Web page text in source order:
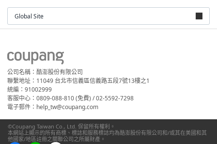
Global Site
公司名稱：酷澎股份有限公司
聯繫地址：11049 台北市信義區信義路五段7號13樓之1
統編：91002999
客服中心：0809-088-810 (免費) / 02-5592-7298
電子郵件：help_tw@coupang.com
©Coupang Taiwan Co., Ltd. 保留所有權利。
本網站上顯示的所有商標、標誌和服務標誌均為酷澎股份有限公司和/或其在美國和其
他國家/地區註冊之關聯公司之所屬財產。